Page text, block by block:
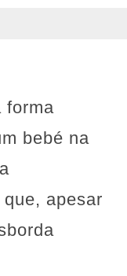
forma
bebé na
apesar